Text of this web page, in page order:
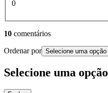
0
10 comentários
Ordenar por Selecione uma opção
Selecione uma opção